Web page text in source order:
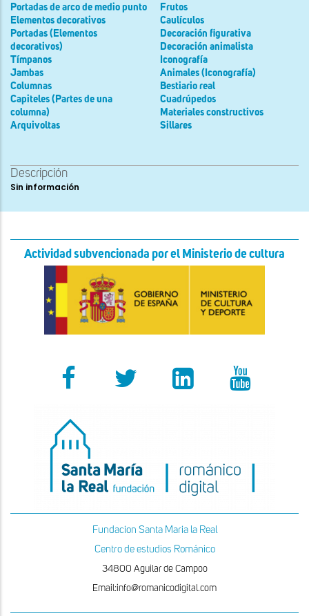
Portadas de arco de medio punto
Elementos decorativos
Portadas (Elementos
decorativos)
Tímpanos
Jambas
Columnas
Capiteles (Partes de una
columna)
Arquivoltas
Frutos
Caulículos
Decoración figurativa
Decoración animalista
Iconografía
Animales (Iconografía)
Bestiario real
Cuadrúpedos
Materiales constructivos
Sillares
Descripción
Sin información
Actividad subvencionada por el Ministerio de cultura
Fundacion Santa Maria la Real
Centro de estudios Románico
34800 Aguilar de Campoo
Email:info@romanicodigital.com